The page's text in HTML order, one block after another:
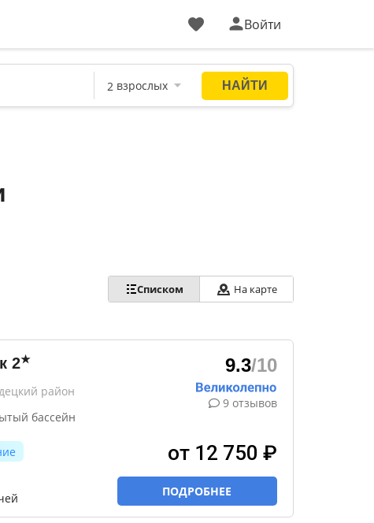
Войти
Списком На карте
2★
район
бассейн
9.3/10
9 отзывов
от 12 750 ₽
ПОДРОБНЕЕ